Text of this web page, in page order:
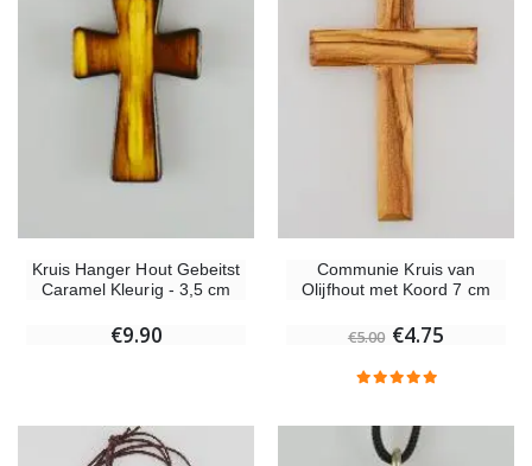
Kruis Hanger Hout Gebeitst
Caramel Kleurig - 3,5 cm
€9.90
Communie Kruis van
Olijfhout met Koord 7 cm
€5.00 €4.75